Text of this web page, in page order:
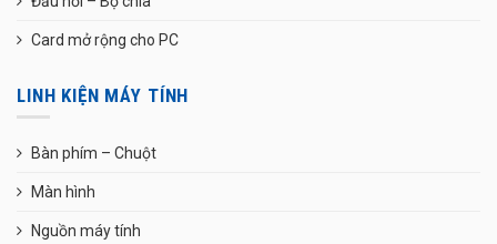
Card mở rộng cho PC
LINH KIỆN MÁY TÍNH
Bàn phím – Chuột
Màn hình
Nguồn máy tính